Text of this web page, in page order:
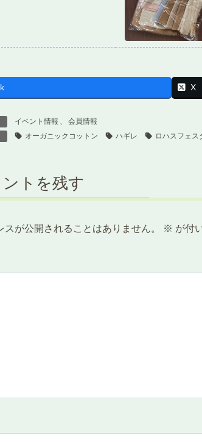
X
イベント情報 会員情報
オーガニックコットン ハギレ ロハスフェス
ントを残す
スが公開されることはありません。 ※ が付